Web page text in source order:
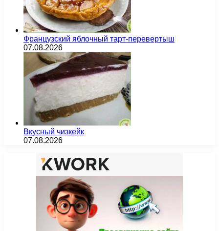
Французский яблочный тарт-перевертыш
07.08.2026
Вкусный чизкейк
07.08.2026